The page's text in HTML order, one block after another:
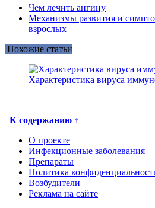
Чем лечить ангину
Механизмы развития и
взрослых
Похожие статьи
Характеристика вируса
К содержанию ↑
О проекте
Инфекционные заболевания
Препараты
Политика
Возбудители
Реклама на сайте